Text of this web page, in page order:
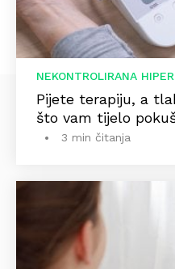
NEKONTROLIRANA
Pijete terapiju, a
što vam tijelo
3 min čitanja